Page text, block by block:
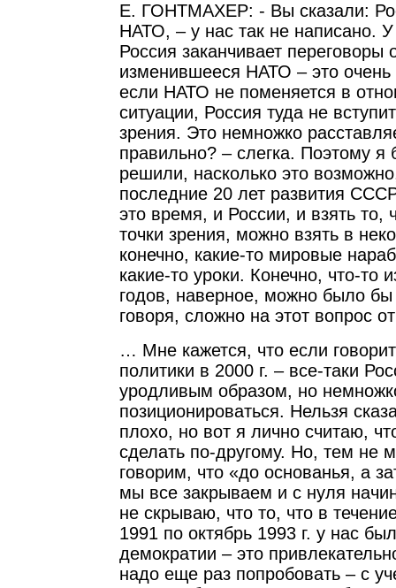
Е. ГОНТМАХЕР: - Вы сказали:
НАТО, – у нас так не написано.
Россия заканчивает переговоры
изменившееся НАТО – это
если НАТО не поменяется в
ситуации, Россия туда не
зрения. Это немножко
правильно? – слегка. Поэтому я
решили, насколько это
последние 20 лет развития
это время, и России, и взять то,
точки зрения, можно взять в
конечно, какие-то мировые
какие-то уроки. Конечно, что-то
годов, наверное, можно было бы
говоря, сложно на этот вопрос
… Мне кажется, что если
политики в 2000 г. – все-таки
уродливым образом, но
позиционироваться. Нельзя
плохо, но вот я лично считаю,
сделать по-другому. Но, тем не
говорим, что «до основанья, а
мы все закрываем и с нуля
не скрываю, что то, что в
1991 по октябрь 1993 г. у нас
демократии – это
надо еще раз попробовать – с